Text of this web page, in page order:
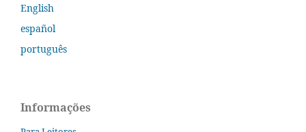
English
español
português
Informações